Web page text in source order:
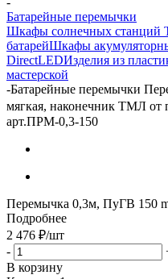
Батарейные перемычки
Шкафы солнечных станций
батарейШкафы
DirectLEDИзделия из
мастерской
-Батарейные перемычки
мягкая, наконечник ТМЛ от
арт.ПРМ-0,3-150
Перемычка 0,3м, ПуГВ 150
Подробнее
2 476 ₽/шт
-
В корзину